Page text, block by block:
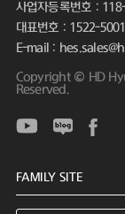
사업자등록번호 :
대표번호 : 1522-5001
E-mail :
Copyright © HD
Reserved.